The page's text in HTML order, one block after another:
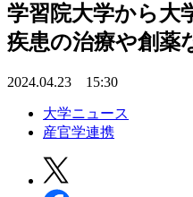
学習院大学から大
疾患の治療や創薬
2024.04.23 15:30
大学ニュース
産官学連携